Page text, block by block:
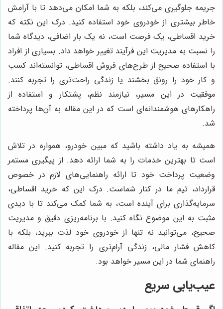
جریمه جلوگیری می‌کند، بلکه به شما امکان می‌دهد تا با آرامش
خاطر بیشتری از خودروی خود استفاده کنید. درک این نکته که
خرید اقساطی، یک فرصت است، نه یک بار اضافی، دیدگاه شما
را نسبت به مدیریت این فرآیند تغییر خواهد داد. بسیاری از افراد
با استفاده صحیح از طرح‌های فروش اقساطی، توانسته‌اند کسب
و کار خود را رونق بخشند یا زندگی راحت‌تری را تجربه کنند.
موفقیت در این مسیر، نیازمند نظم، پشتکار و استفاده از
راهکارهای هوشمندانه‌ای است که در این مقاله به آن‌ها پرداخته
شد.
همیشه به یاد داشته باشید که مبین خودرو، همواره در تلاش
است تا بهترین خدمات را به شما ارائه دهد. از پیگیری مستمر
وضعیت پرداخت خود تا ارائه راهنمایی‌های لازم در خصوص
قرارداد، تیم ما در کنار شماست. درک این که خرید اقساطی،
سرمایه‌گذاری برای آینده است، به شما کمک می‌کند تا با دیدی
مثبت به این موضوع نگاه کنید. با برنامه‌ریزی دقیق و مدیریت
صحیح، می‌توانید نه تنها از خودروی خود لذت ببرید، بلکه با
کاهش فشار مالی، زندگی آرام‌تری را تجربه کنید. این مقاله
راهنمای شما در این مسیر خواهد بود.
عیب‌یابی سریع